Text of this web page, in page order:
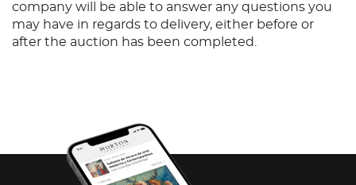
company will be able to answer any questions you
may have in regards to delivery, either before or
after the auction has been completed.